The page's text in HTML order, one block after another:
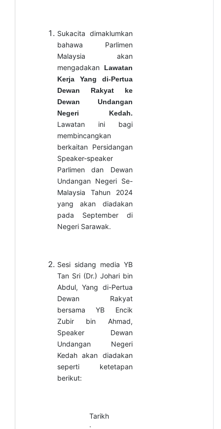
Sukacita dimaklumkan
bahawa Parlimen
Malaysia akan
mengadakan
Lawatan
Kerja Yang di-Pertua
Dewan Rakyat ke
Dewan Undangan
Negeri Kedah.
Lawatan ini bagi
membincangkan
berkaitan Persidangan
Speaker-speaker
Parlimen dan Dewan
Undangan Negeri Se-
Malaysia Tahun 2024
yang akan diadakan
pada September di
Negeri Sarawak.
Sesi sidang media YB
Tan Sri (Dr.) Johari bin
Abdul, Yang di-Pertua
Dewan Rakyat
bersama YB Encik
Zubir bin Ahmad,
Speaker Dewan
Undangan Negeri
Kedah akan diadakan
seperti ketetapan
berikut:
Tarikh
: